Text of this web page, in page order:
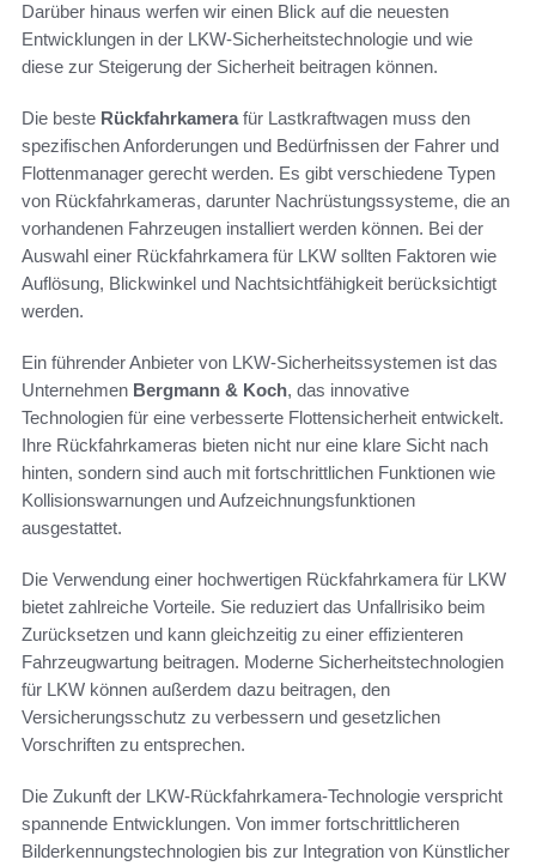
Darüber hinaus werfen wir einen Blick auf die neuesten
Entwicklungen in der LKW-Sicherheitstechnologie und wie
diese zur Steigerung der Sicherheit beitragen können.
Die beste Rückfahrkamerafür Lastkraftwagen muss den
spezifischen Anforderungen und Bedürfnissen der Fahrer und
Flottenmanager gerecht werden. Es gibt verschiedene Typen
von Rückfahrkameras, darunter Nachrüstungssysteme, die an
vorhandenen Fahrzeugen installiert werden können. Bei der
Auswahl einer Rückfahrkamera für LKW sollten Faktoren wie
Auflösung, Blickwinkel und Nachtsichtfähigkeit berücksichtigt
werden.
Ein führender Anbieter von LKW-Sicherheitssystemen ist das
Unternehmen Bergmann & Koch, das innovative
Technologien für eine verbesserte Flottensicherheit entwickelt.
Ihre Rückfahrkameras bieten nicht nur eine klare Sicht nach
hinten, sondern sind auch mit fortschrittlichen Funktionen wie
Kollisionswarnungen und Aufzeichnungsfunktionen
ausgestattet.
Die Verwendung einer hochwertigen Rückfahrkamera für LKW
bietet zahlreiche Vorteile. Sie reduziert das Unfallrisiko beim
Zurücksetzen und kann gleichzeitig zu einer effizienteren
Fahrzeugwartung beitragen. Moderne Sicherheitstechnologien
für LKW können außerdem dazu beitragen, den
Versicherungsschutz zu verbessern und gesetzlichen
Vorschriften zu entsprechen.
Die Zukunft der LKW-Rückfahrkamera-Technologie verspricht
spannende Entwicklungen. Von immer fortschrittlicheren
Bilderkennungstechnologien bis zur Integration von Künstlicher